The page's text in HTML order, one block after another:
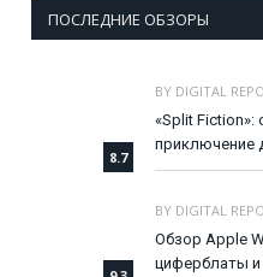
ПОСЛЕДНИЕ ОБЗОРЫ
8.7
BY DIGITAL
«Split
приключение
BY DIGITAL
Обзор Apple
циферблаты и